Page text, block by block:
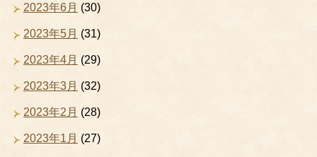
2023年6月 (30)
2023年5月 (31)
2023年4月 (29)
2023年3月 (32)
2023年2月 (28)
2023年1月 (27)